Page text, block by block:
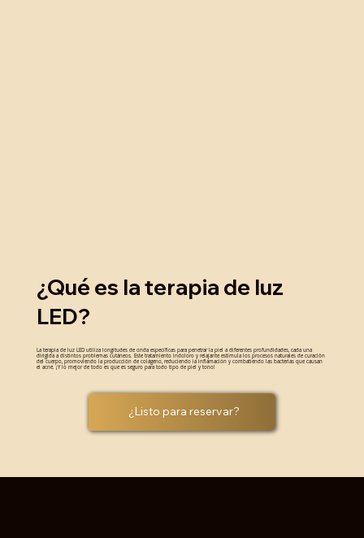
¿Qué es la terapia de luz
LED?
La terapia de luz LED utiliza longitudes de onda específicas para penetrar la piel a diferentes profundidades, cada una
dirigida a distintos problemas cutáneos. Este tratamiento indoloro y relajante estimula los procesos naturales de curación
del cuerpo, promoviendo la producción de colágeno, reduciendo la inflamación y combatiendo las bacterias que causan
el acné. ¡Y lo mejor de todo es que es seguro para todo tipo de piel y tono!
¿Listo para reservar?